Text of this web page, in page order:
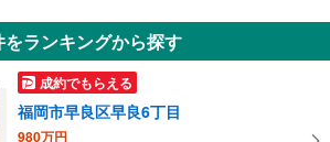
ランキングから探す
成約でもらえる
福岡市早良区早良6丁目
980万円